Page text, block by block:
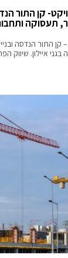
קן התור
קן התור הנדסה
איילון. שיווק